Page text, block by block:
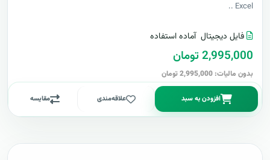
Excel ..
فایل دیجیتال آماده استفاده
2,995,000 تومان
بدون مالیات: 2,995,000 تومان
افزودن به سبد علاقه‌مندی مقایسه